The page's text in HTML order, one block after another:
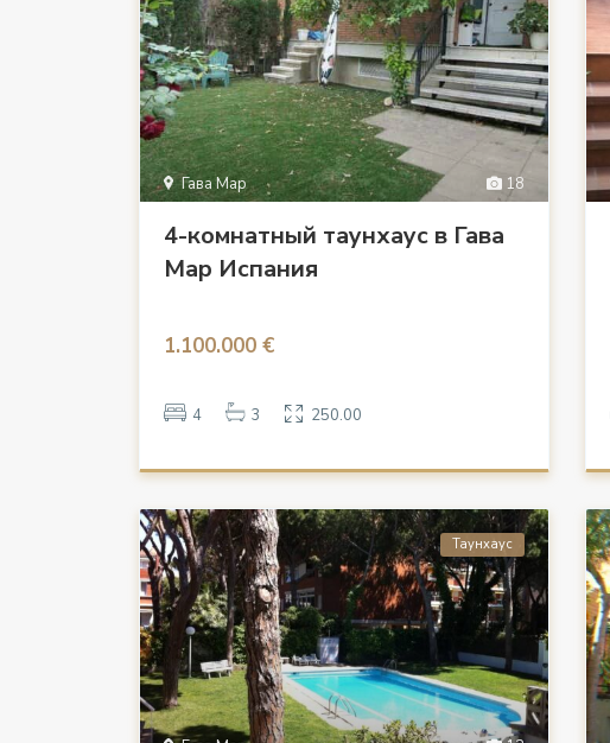
18
Гава Мар
4-комнатный таунхаус в Гава
Мар Испания
1.100.000 €
4 3 250.00
Таунхаус